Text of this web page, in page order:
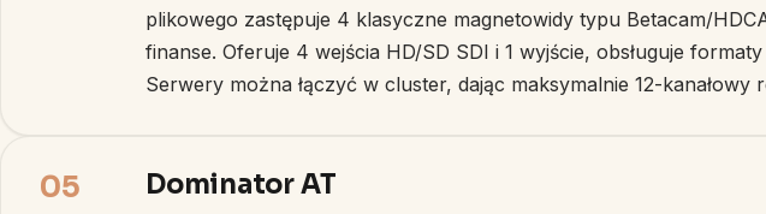
plikowego zastępuje 4 klasyczne magnetowidy typu Betacam/
finanse. Oferuje 4 wejścia HD/SD SDI i 1 wyjście, obsługuje
Serwery można łączyć w cluster, dając maksymalnie 12-kanałowy
05 Dominator AT